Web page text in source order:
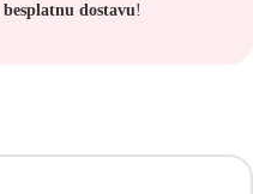
besplatnu dostavu!